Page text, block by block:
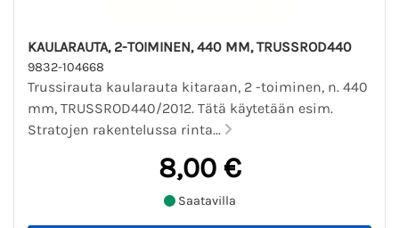
KAULARAUTA, 2-TOIMINEN, 440 MM, TRUSSROD440
9832-104668
Trussirauta kaularauta kitaraan, 2 -toiminen, n. 440
mm, TRUSSROD440/2012. Tätä käytetään esim.
Stratojen rakentelussa rinta...
8,00 €
Saatavilla